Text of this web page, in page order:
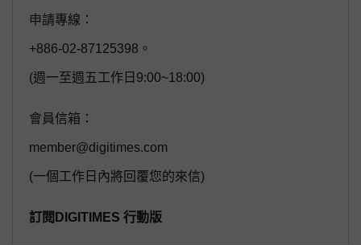
申請專線：
+886-02-87125398。
(週一至週五工作日9:00~18:00)
會員信箱：
member@digitimes.com
(一個工作日內將回覆您的來信)
訂閱DIGITIMES 行動版